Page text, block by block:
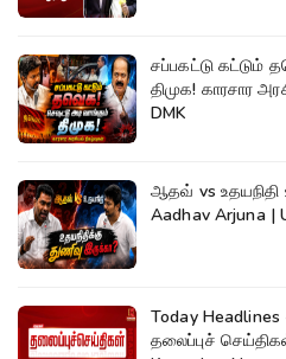
சப்பகட்டு கட்டும்
திமுக! காரசார
DMK
ஆதவ் vs உதயநிதி
Aadhav Arjuna |
Today
தலைப்புச்